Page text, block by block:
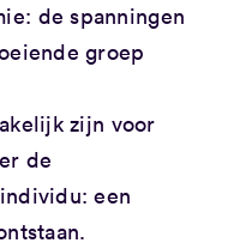
de spanningen
groep
zijn voor
de
een